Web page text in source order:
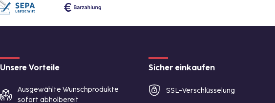
Unsere Vorteile
Ausgewählte Wunschprodukte
sofort abholbereit
Sicher einkaufen
SSL-Verschlüsselung